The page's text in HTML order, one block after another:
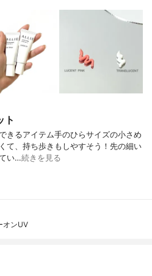
ト
きるアイテム手のひらサイズの小さめ
て、持ち歩きもしやすそう！先の細い
い…続きを見る
オンUV